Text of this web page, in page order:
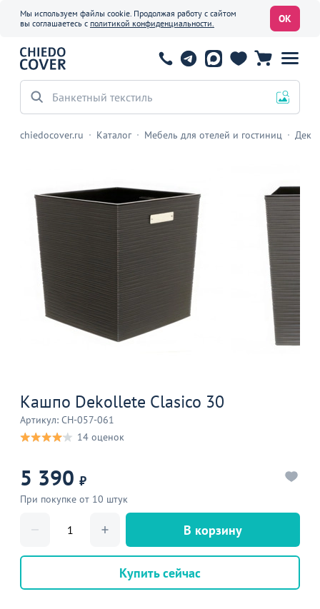
Мы используем файлы cookie. Продолжая работу с сайтом
вы соглашаетесь с политикой конфиденциальности. ОК
Банкетный текстиль
chiedocover.ru Каталог Мебель для отелей и гостиниц
Кашпо Dekollete Clasico 30
Артикул: CH-057-061
14 оценок
5 390 ₽
При покупке от 10 штук
В корзину
Купить сейчас